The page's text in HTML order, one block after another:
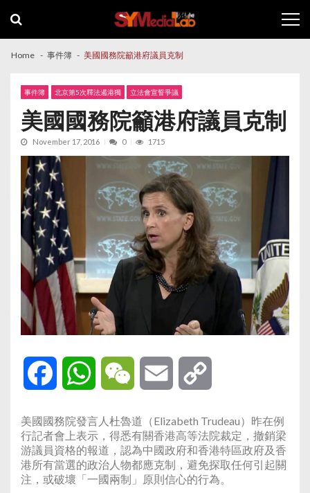
navigation
content
Home 事件簿 美國國務院籲港府議員克制
事件簿 北京第5次釋法遏港獨 立法會宣誓爭議
美國國務院籲港府議員克制
November 17, 2016 0 1715
Facebook WhatsAppWeChat Email
美國國務院發言人杜魯道（Elizabeth Trudeau）昨在例
行記者會上表示，得悉有關香港高等法院裁定，撤銷梁
游議員資格的報道，認為中國政府和香港特區政府及香
港所有當選的政治人物都應克制，避免探取任何引起關
注，或破壞「一國兩制」原則信心的行為。